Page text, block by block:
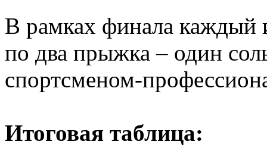
В рамках финала каждый
по два прыжка – один
спортсменом-
Итоговая таблица: